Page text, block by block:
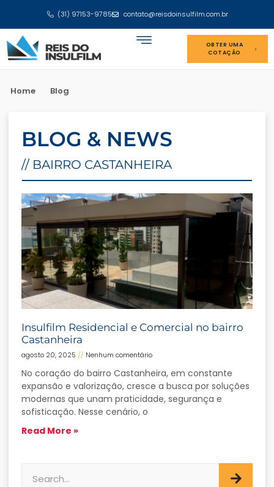
(31) 97153-9785 contato@reisdoinsulfilm.com.br
OBTER UMA
COTAÇÃO
Home Blog
BLOG & NEWS
// BAIRRO CASTANHEIRA
Insulfilm Residencial e Comercial no bairro
Castanheira
agosto 20, 2025 Nenhum comentário
No coração do bairro Castanheira, em constante
expansão e valorização, cresce a busca por soluções
modernas que unam praticidade, segurança e
sofisticação. Nesse cenário, o
Read More »